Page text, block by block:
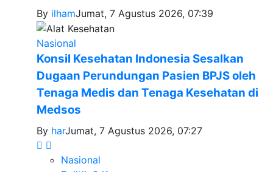
By ilhamJumat, 7 Agustus 2026, 07:39
Nasional
Konsil Kesehatan Indonesia Sesalkan
Dugaan Perundungan Pasien BPJS oleh
Tenaga Medis dan Tenaga Kesehatan di
Medsos
By harJumat, 7 Agustus 2026, 07:27
Nasional